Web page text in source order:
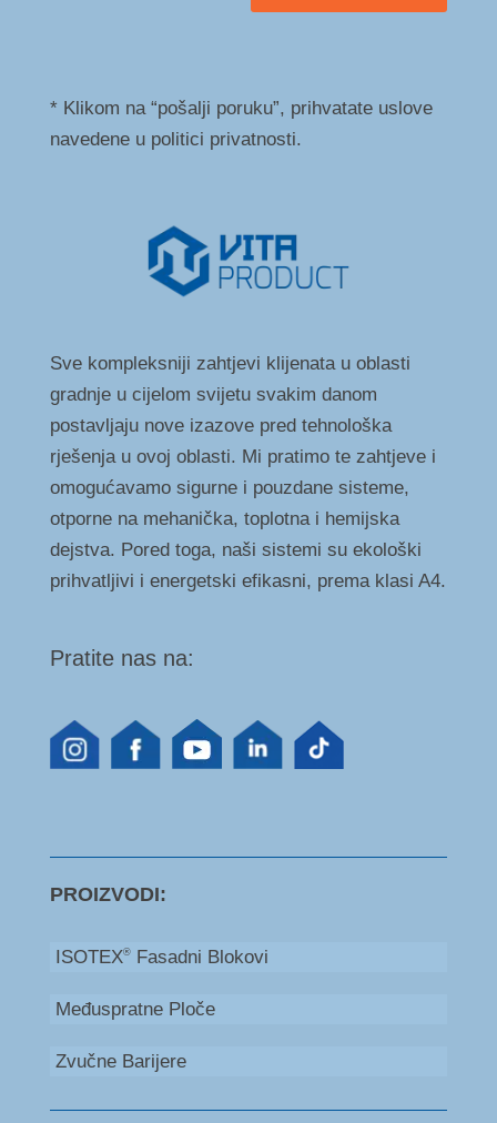
* Klikom na “pošalji poruku”, prihvatate uslove
navedene u politici privatnosti.
Sve kompleksniji zahtjevi klijenata u oblasti
gradnje u cijelom svijetu svakim danom
postavljaju nove izazove pred tehnološka
rješenja u ovoj oblasti. Mi pratimo te zahtjeve i
omogućavamo sigurne i pouzdane sisteme,
otporne na mehanička, toplotna i hemijska
dejstva. Pored toga, naši sistemi su ekološki
prihvatljivi i energetski efikasni, prema klasi A4.
Pratite nas na:
PROIZVODI:
ISOTEX®Fasadni Blokovi
Međuspratne Ploče
Zvučne Barijere